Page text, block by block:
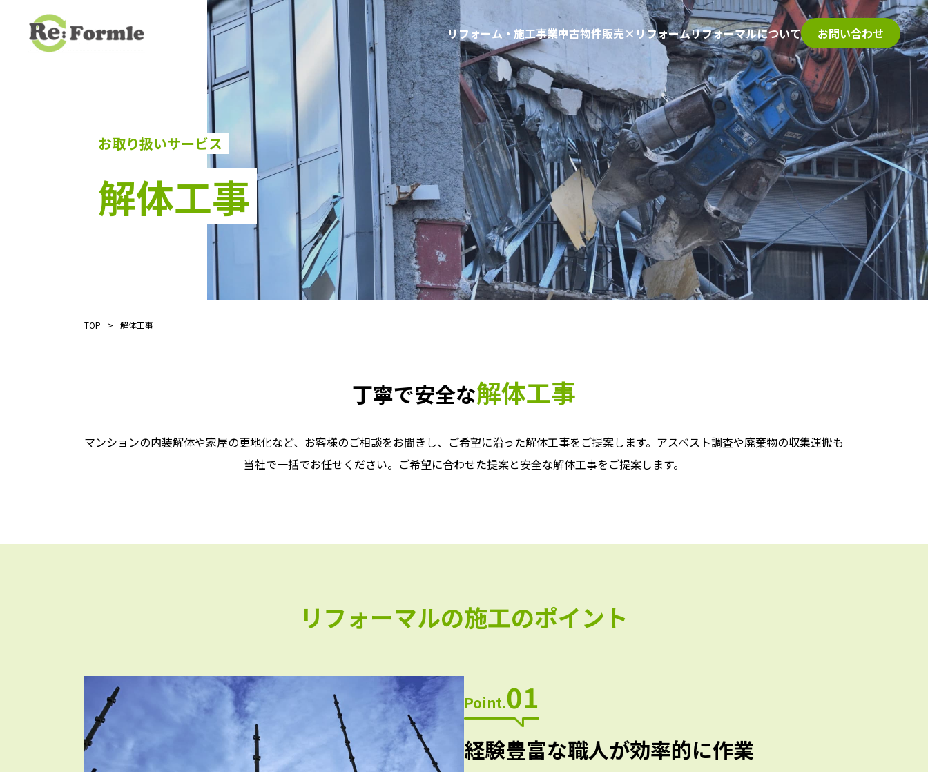
リフォーム・施工事業中古物件販売×リフォームリフォーマルについて お問い合わせ
お取り扱いサービス
解体工事
TOP 解体工事
丁寧で安全な解体工事
マンションの内装解体や家屋の更地化など、お客様のご相談をお聞きし、ご希望に沿った解体工事をご提案します。アスベスト調査や廃棄物の収集運搬も
当社で一括でお任せください。ご希望に合わせた提案と安全な解体工事をご提案します。
リフォーマルの施工のポイント
Point.01
経験豊富な職人が効率的に作業